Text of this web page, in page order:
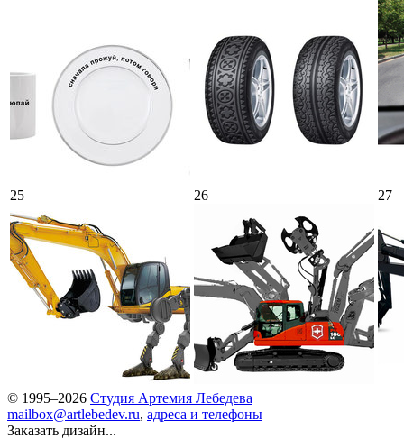
25 26 27
© 1995–2026 Студия Артемия Лебедева
mailbox@artlebedev.ru, адреса и телефоны
Заказать дизайн...